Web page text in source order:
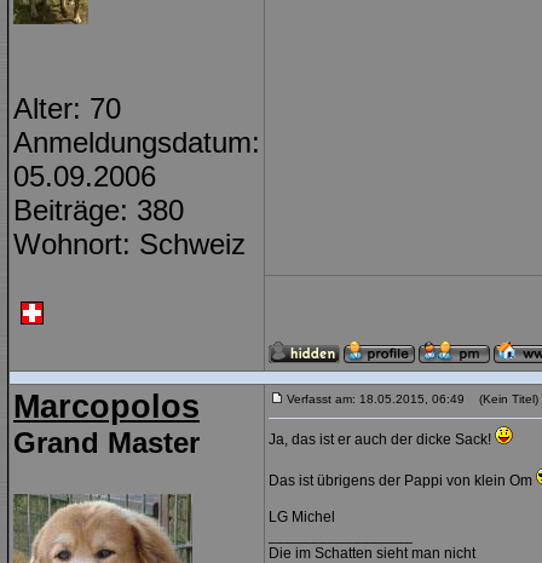
Alter: 70
Anmeldungsdatum:
05.09.2006
Beiträge: 380
Wohnort: Schweiz
Marcopolos
Grand Master
Verfasst am: 18.05.2015, 06:49 (Kein Titel)
Ja, das ist er auch der dicke Sack!
Das ist übrigens der Pappi von klein Om
LG Michel
Die im Schatten sieht man nicht